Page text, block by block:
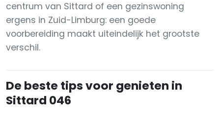
centrum van Sittard of een gezinswoning
ergens in Zuid-Limburg: een goede
voorbereiding maakt uiteindelijk het grootste
verschil.
De beste tips voor genieten in
Sittard 046